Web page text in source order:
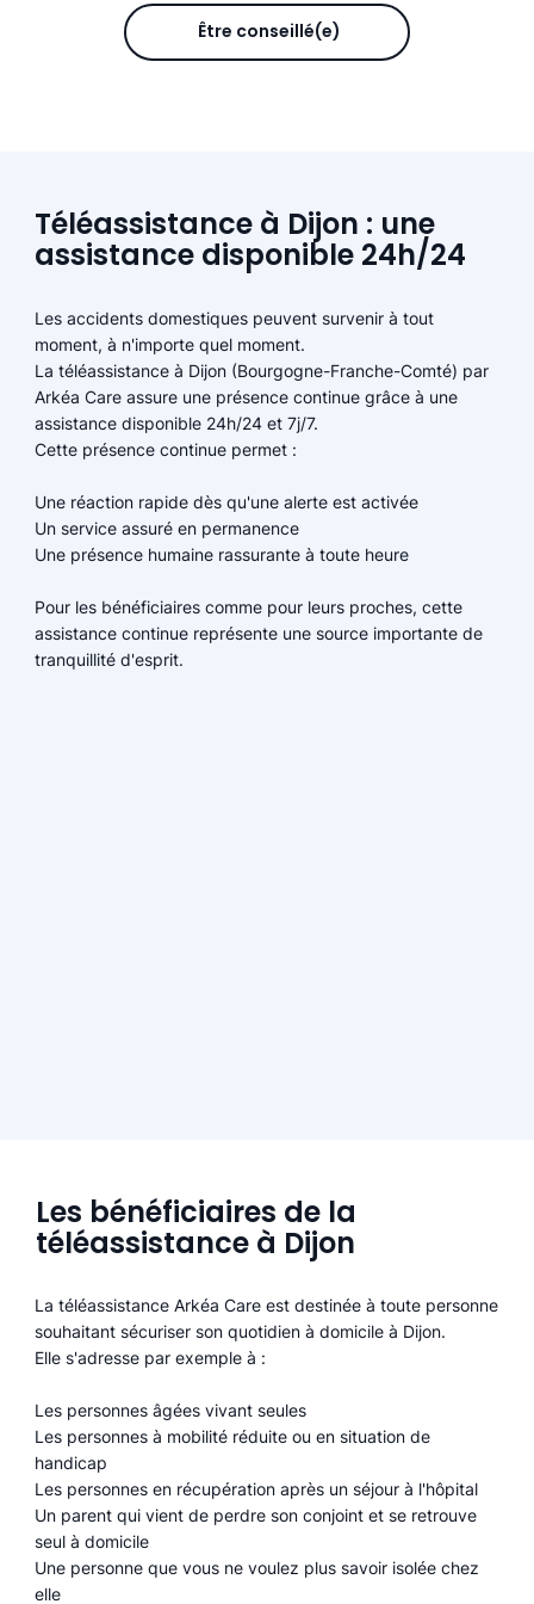
Être conseillé(e)
Téléassistance à Dijon : une
assistance disponible 24h/24
Les accidents domestiques peuvent survenir à tout
moment, à n'importe quel moment.
La téléassistance à Dijon (Bourgogne-Franche-Comté) par
Arkéa Care assure une présence continue grâce à une
assistance disponible 24h/24 et 7j/7.
Cette présence continue permet :
Une réaction rapide dès qu'une alerte est activée
Un service assuré en permanence
Une présence humaine rassurante à toute heure
Pour les bénéficiaires comme pour leurs proches, cette
assistance continue représente une source importante de
tranquillité d'esprit.
Les bénéficiaires de la
téléassistance à Dijon
La téléassistance Arkéa Care est destinée à toute personne
souhaitant sécuriser son quotidien à domicile à Dijon.
Elle s'adresse par exemple à :
Les personnes âgées vivant seules
Les personnes à mobilité réduite ou en situation de
handicap
Les personnes en récupération après un séjour à l'hôpital
Un parent qui vient de perdre son conjoint et se retrouve
seul à domicile
Une personne que vous ne voulez plus savoir isolée chez
elle